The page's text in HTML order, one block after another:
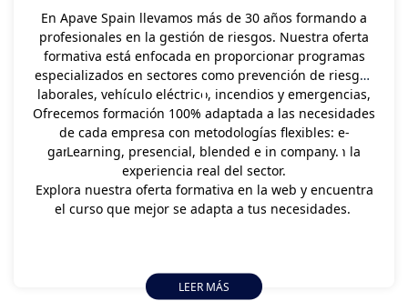
En Apave Spain llevamos más de 30 años formando a
profesionales en la gestión de riesgos. Nuestra oferta
formativa está enfocada en proporcionar programas
especializados en sectores como prevención de riesgos
laborales, vehículo eléctrico, incendios y emergencias,
amianto, ATEX, TELCO, entre otros. Nuestros cursos
están diseñados e impartidos por expertos,
garantizando un aprendizaje práctico basado en la
experiencia real del sector.
Ofrecemos formación 100% adaptada a las necesidades
de cada empresa con metodologías flexibles: e-
Learning, presencial, blended e in company.
Explora nuestra oferta formativa en la web y encuentra
el curso que mejor se adapta a tus necesidades.
LEER MÁS